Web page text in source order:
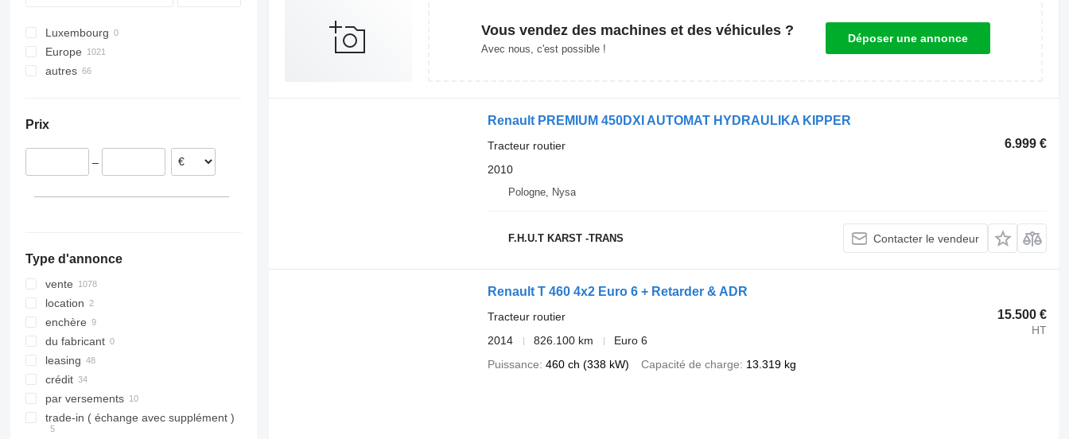
Premium 450
Premium 460
Premium Lander
Luxembourg
Europe
Pologne
France
Hongrie
autres
Prix
–
Type d'annonce
vente
location
enchère
du fabricant
leasing
crédit
par versements
trade-in ( échange avec supplément )
Vous vendez des machines et des véhicules ?
Avec nous, c'est possible !
Déposer une annonce
Renault PREMIUM 450DXI AUTOMAT HYDRAULIKA KIPPER
6.999 €
Tracteur routier
2010
Pologne, Nysa
F.H.U.T KARST -TRANS Contacter le vendeur
Renault T 460 4x2 Euro 6 + Retarder & ADR
15.500 €
HT
Tracteur routier
2014
826.100 km
Euro 6
Puissance 460 ch (338 kW) Capacité de charge 13.319 kg